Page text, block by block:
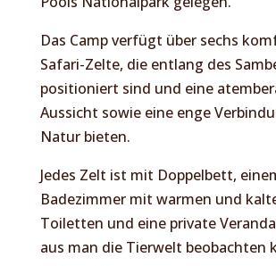
Das Camp verfügt über sechs
Safari-Zelte, die entlang des
positioniert sind und eine
Aussicht sowie eine enge
Natur bieten.
Jedes Zelt ist mit Doppelbett,
Badezimmer mit warmen und
Toiletten und eine private
aus man die Tierwelt beobachten